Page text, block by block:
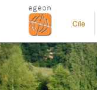
Cíle